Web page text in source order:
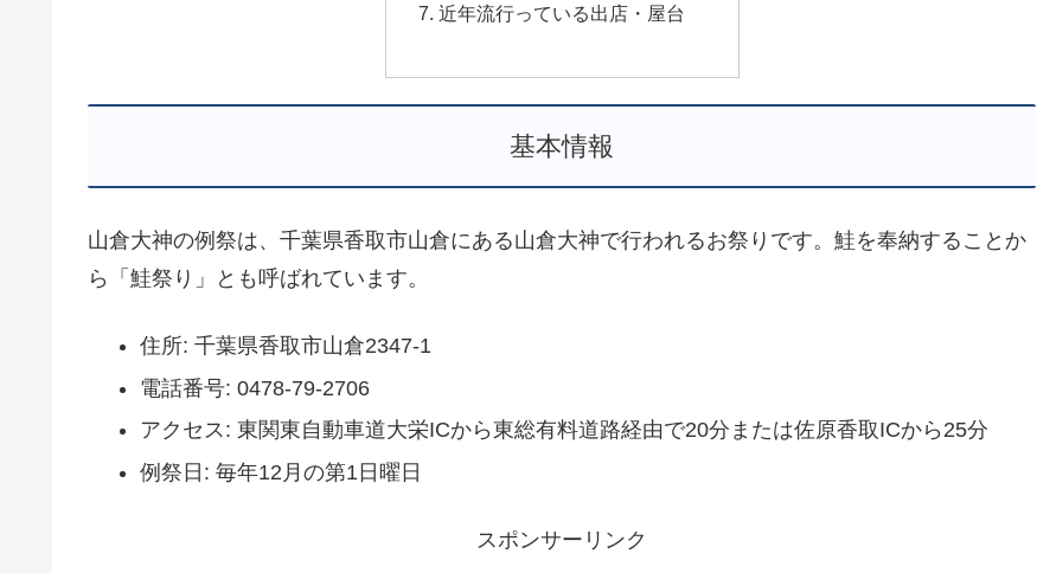
近年流行っている出店・屋台
基本情報
山倉大神の例祭は、千葉県香取市山倉にある山倉大神で行われるお祭りです。鮭を奉納することか
ら「鮭祭り」とも呼ばれています。
住所: 千葉県香取市山倉2347-1
電話番号: 0478-79-2706
アクセス: 東関東自動車道大栄ICから東総有料道路経由で20分または佐原香取ICから25分
例祭日: 毎年12月の第1日曜日
スポンサーリンク